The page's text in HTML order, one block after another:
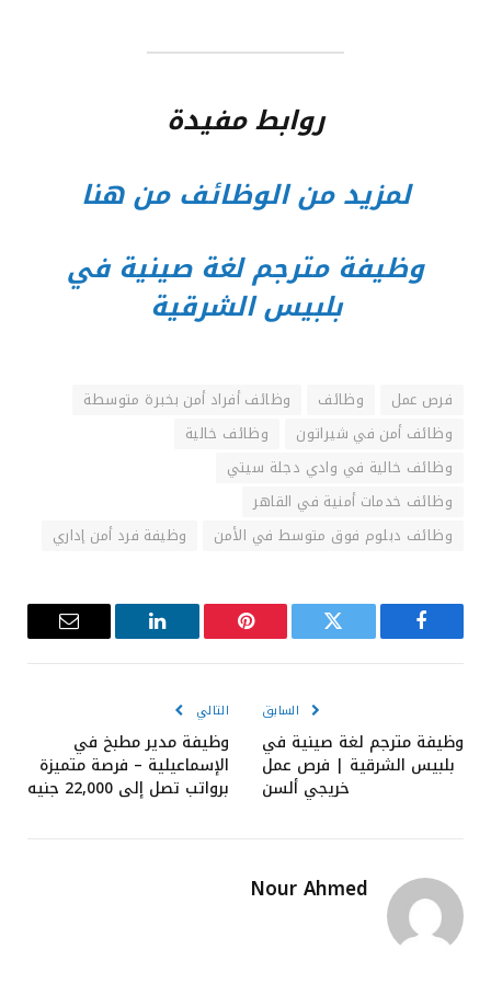
روابط مفيدة
لمزيد من الوظائف من هنا
وظيفة مترجم لغة صينية في
بلبيس الشرقية
فرص عمل وظائف
وظائف أفراد أمن بخبرة متوسطة
وظائف أمن في شيراتون
وظائف خالية
وظائف خالية في وادي دجلة سيتي
وظائف خدمات أمنية في القاهر
وظائف دبلوم فوق متوسط في الأمن
وظيفة فرد أمن إداري
فيسبوك تويتر بينتيريست لينكدإن
البريد
السابق
وظيفة مترجم لغة صينية في
بلبيس الشرقية | فرص عمل
خريجي ألسن
التالي
وظيفة مدير مطبخ في
الإسماعيلية – فرصة متميزة
برواتب تصل إلى 22,000 جنيه
Nour Ahmed